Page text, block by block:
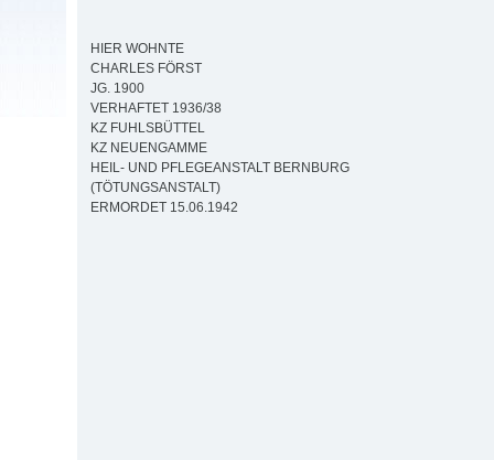
HIER WOHNTE
CHARLES FÖRST
JG. 1900
VERHAFTET 1936/38
KZ FUHLSBÜTTEL
KZ NEUENGAMME
HEIL- UND PFLEGEANSTALT BERNBURG
(TÖTUNGSANSTALT)
ERMORDET 15.06.1942